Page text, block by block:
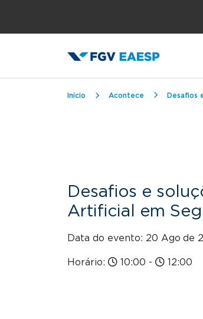
Trilha de
Início Acontece Desafios
Desafios e
Artificial em
Data do evento: 20 Ago de
Horário: 10:00 - 12:00